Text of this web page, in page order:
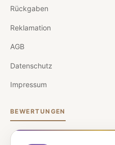
Rückgaben
Reklamation
AGB
Datenschutz
Impressum
BEWERTUNGEN